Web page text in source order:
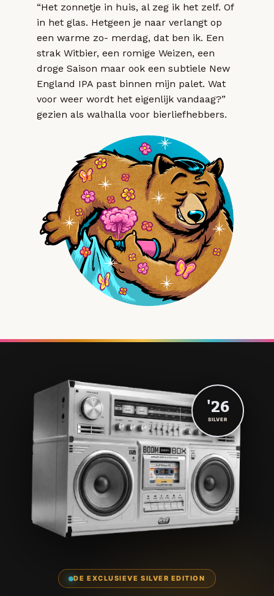
“Het zonnetje in huis, al zeg ik het zelf. Of
in het glas. Hetgeen je naar verlangt op
een warme zo- merdag, dat ben ik. Een
strak Witbier, een romige Weizen, een
droge Saison maar ook een subtiele New
England IPA past binnen mijn palet. Wat
voor weer wordt het eigenlijk vandaag?”
gezien als walhalla voor bierliefhebbers.
DE EXCLUSIEVE SILVER EDITION
'26
SILVER